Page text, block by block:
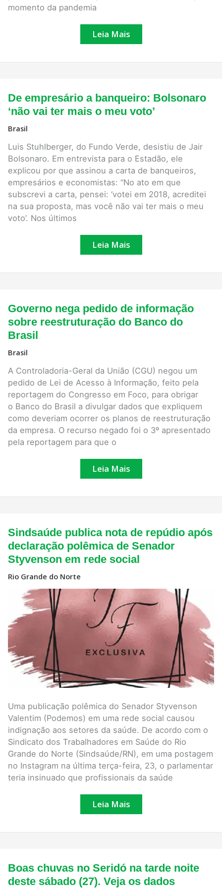
momento da pandemia
Leia Mais
De empresário a banqueiro: Bolsonaro
‘não vai ter mais o meu voto’
Brasil
Luis Stuhlberger, do Fundo Verde, desistiu de Jair
Bolsonaro. Em entrevista para o Estadão, ele
explicou por que assinou a carta de banqueiros,
empresários e economistas: “No ato em que
subscrevi a carta, pensei: ‘votei em 2018, acreditei
na sua proposta, mas você não vai ter mais o meu
voto’. Nos últimos
De
empresário
a
banqueiro:
vai
ter
mais
meu
voto’
Leia Mais
Governo nega pedido de informação
sobre reestruturação do Banco do
Brasil
Brasil
A Controladoria-Geral da União (CGU) negou um
pedido de Lei de Acesso à Informação, feito pela
reportagem do Congresso em Foco, para obrigar
o Banco do Brasil a divulgar dados que expliquem
como deveriam ocorrer os planos de reestruturação
da empresa. O recurso negado foi o 3º apresentado
pela reportagem para que o
Governo
nega
pedido
de
Banco
do
Brasil
Leia Mais
Sindsaúde publica nota de repúdio após
declaração polêmica de Senador
Styvenson em rede social
Rio Grande do Norte
Uma publicação polêmica do Senador Styvenson
Valentim (Podemos) em uma rede social causou
indignação aos setores da saúde. De acordo com o
Sindicato dos Trabalhadores em Saúde do Rio
Grande do Norte (Sindsaúde/RN), em uma postagem
no Instagram na última terça-feira, 23, o parlamentar
teria insinuado que profissionais da saúde
Sindsaúde
publica
nota
de
repúdio
de
Senador
Styvenson
em
rede
social
Leia Mais
Boas chuvas no Seridó na tarde noite
deste sábado (27). Veja os dados
Boas
chuvas
no